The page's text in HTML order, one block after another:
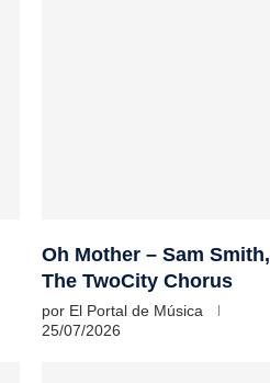
Oh Mother – Sam Smith,
The TwoCity Chorus
por El Portal de Música
25/07/2026